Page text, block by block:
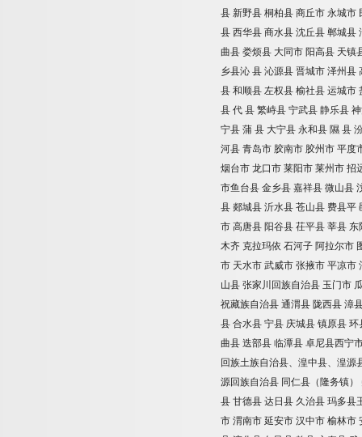
县 新野县 桐柏县 商丘市 永城市
县 西华县 商水县 沈丘县 郸城县
曲县 娄烦县 大同市 阳高县 天镇
乡县沁 县 沁源县 晋城市 泽州县
县 和顺县 左权县 榆社县 运城市
县 代 县 繁峙县 宁武县 静乐县
宁县 蒲 县 大宁县 永和县 隰 县
河县 青岛市 胶南市 胶州市 平度
烟台市 龙口市 莱阳市 莱州市 招
市鱼台县 金乡县 嘉祥县 微山县
县 郯城县 沂水县 苍山县 费县平
市 高唐县 阳谷县 茌平县 莘县 东
木齐 克拉玛依 石河子 阿拉尔市
市 天水市 武威市 张掖市 平凉市
山县 张家川回族自治县 玉门市
祝藏族自治县 通渭县 陇西县 漳
县 合水县 宁县 庆城县 镇原县 环
曲县 迭部县 临潭县 卓尼县西宁
回族土族自治县、湟中县、湟源
源回族自治县 同仁县（隆务镇）
县 甘德县 达日县 久治县 玛多县
市 渭南市 延安市 汉中市 榆林市